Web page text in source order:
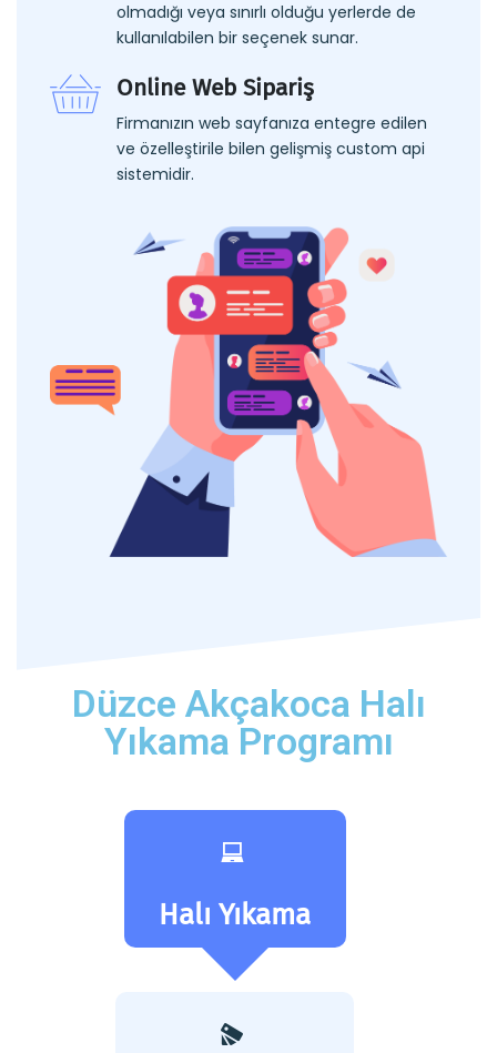
olmadığı veya sınırlı olduğu yerlerde de
kullanılabilen bir seçenek sunar.
Online Web Sipariş
Firmanızın web sayfanıza entegre edilen
ve özelleştirile bilen gelişmiş custom api
sistemidir.
Düzce Akçakoca Halı
Yıkama Programı
Halı Yıkama